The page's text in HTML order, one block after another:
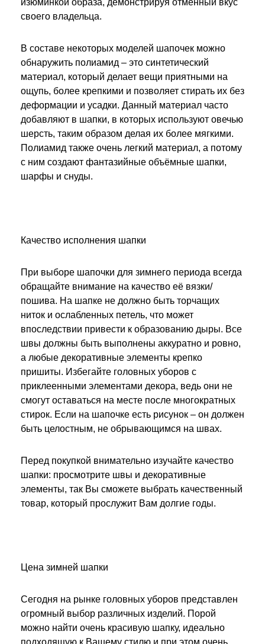
изюминкой образа, демонстрируя отменный вкус
своего владельца.
В составе некоторых моделей шапочек можно
обнаружить полиамид – это синтетический
материал, который делает вещи приятными на
ощупь, более крепкими и позволяет стирать их без
деформации и усадки. Данный материал часто
добавляют в шапки, в которых используют овечью
шерсть, таким образом делая их более мягкими.
Полиамид также очень легкий материал, а потому
с ним создают фантазийные объёмные шапки,
шарфы и снуды.
Качество исполнения шапки
При выборе шапочки для зимнего периода всегда
обращайте внимание на качество её вязки/
пошива. На шапке не должно быть торчащих
ниток и ослабленных петель, что может
впоследствии привести к образованию дыры. Все
швы должны быть выполнены аккуратно и ровно,
а любые декоративные элементы крепко
пришиты. Избегайте головных уборов с
приклеенными элементами декора, ведь они не
смогут оставаться на месте после многократных
стирок. Если на шапочке есть рисунок – он должен
быть целостным, не обрывающимся на швах.
Перед покупкой внимательно изучайте качество
шапки: просмотрите швы и декоративные
элементы, так Вы сможете выбрать качественный
товар, который прослужит Вам долгие годы.
Цена зимней шапки
Сегодня на рынке головных уборов представлен
огромный выбор различных изделий. Порой
можно найти очень красивую шапку, идеально